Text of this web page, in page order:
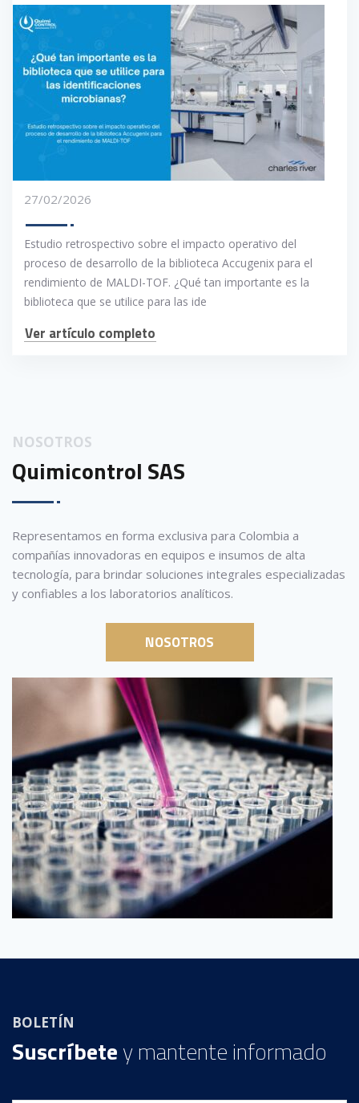
27/02/2026
Estudio retrospectivo sobre el impacto operativo del
proceso de desarrollo de la biblioteca Accugenix para el
rendimiento de MALDI-TOF. ¿Qué tan importante es la
biblioteca que se utilice para las ide
Ver artículo completo
NOSOTROS
Quimicontrol SAS
Representamos en forma exclusiva para Colombia a
compañías innovadoras en equipos e insumos de alta
tecnología, para brindar soluciones integrales especializadas
y confiables a los laboratorios analíticos.
NOSOTROS
BOLETÍN
Suscríbetey mantente informado